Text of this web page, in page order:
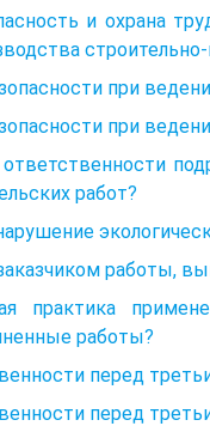
и охрана
при
при
работ?
работы,
практика
работы?
перед
перед